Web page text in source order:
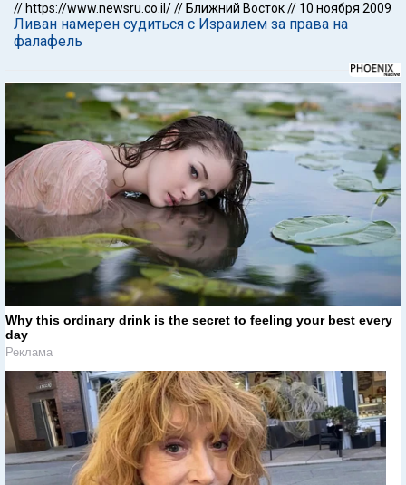
// https://www.newsru.co.il/// Ближний Восток// 10 ноября 2009
Ливан намерен судиться с Израилем за права на
фалафель
Why this ordinary drink is the secret to feeling your best every
day
Реклама